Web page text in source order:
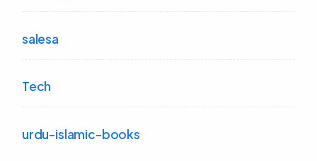
salesa
Tech
urdu-islamic-books